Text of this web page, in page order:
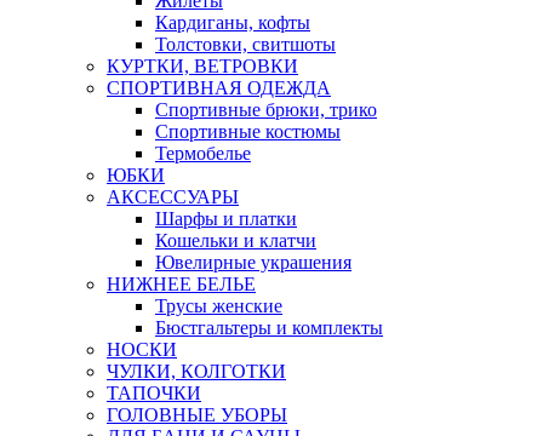
Кардиганы, кофты
Толстовки, свитшоты
КУРТКИ, ВЕТРОВКИ
СПОРТИВНАЯ ОДЕЖДА
Спортивные брюки, трико
Спортивные костюмы
Термобелье
ЮБКИ
AКСЕССУАРЫ
Шарфы и платки
Кошельки и клатчи
Ювелирные украшения
НИЖНЕЕ БЕЛЬЕ
Трусы женские
Бюстгальтеры и комплекты
НОСКИ
ЧУЛКИ, КОЛГОТКИ
ТАПОЧКИ
ГОЛОВНЫЕ УБОРЫ